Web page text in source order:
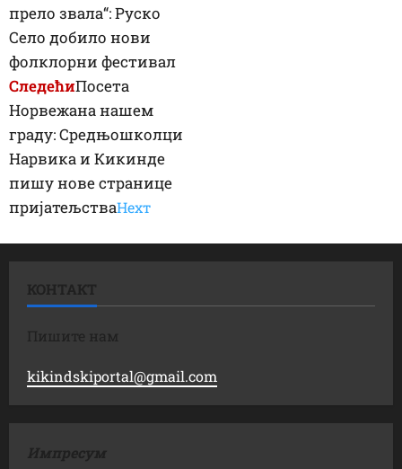
прело звала“: Руско
Село добило нови
фолклорни фестивал
СледећиПосета
Норвежана нашем
граду: Средњошколци
Нарвика и Кикинде
пишу нове странице
пријатељстваНеxт
КОНТАКТ
Пишите нам
kikindskiportal@gmail.com
Импресум